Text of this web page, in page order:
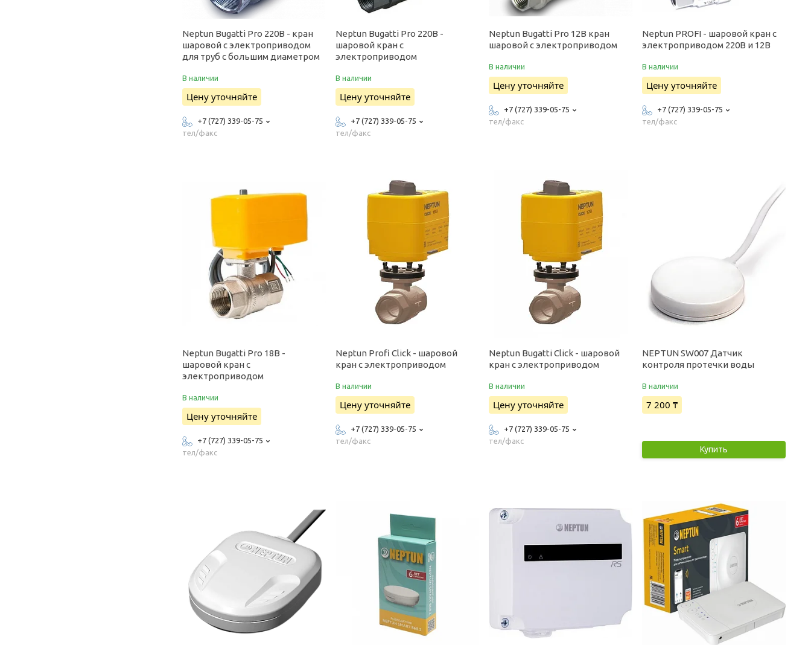
Neptun Bugatti Pro 220В - кран
шаровой с электроприводом
для труб с большим диаметром
В наличии
Цену уточняйте
+7 (727) 339-05-75
тел/факс
Neptun Bugatti Pro 220В -
шаровой кран с
электроприводом
В наличии
Цену уточняйте
+7 (727) 339-05-75
тел/факс
Neptun Bugatti Pro 12В кран
шаровой с электроприводом
В наличии
Цену уточняйте
+7 (727) 339-05-75
тел/факс
Neptun PROFI - шаровой кран с
электроприводом 220В и 12В
В наличии
Цену уточняйте
+7 (727) 339-05-75
тел/факс
Neptun Bugatti Pro 18В -
шаровой кран с
электроприводом
В наличии
Цену уточняйте
+7 (727) 339-05-75
тел/факс
Neptun Profi Click - шаровой
кран с электроприводом
В наличии
Цену уточняйте
+7 (727) 339-05-75
тел/факс
Neptun Bugatti Click - шаровой
кран с электроприводом
В наличии
Цену уточняйте
+7 (727) 339-05-75
тел/факс
NEPTUN SW007 Датчик
контроля протечки воды
В наличии
7 200 ₸
Купить